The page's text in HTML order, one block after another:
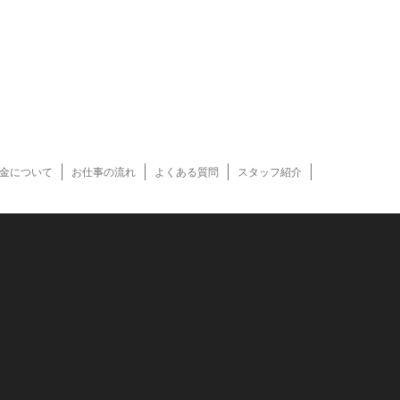
について お仕事の流れ よくある質問
スタッフ紹介